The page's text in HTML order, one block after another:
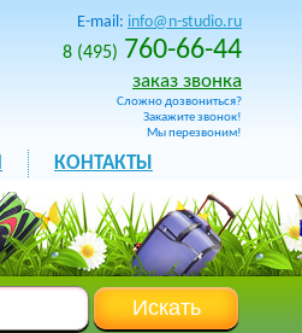
E-mail: info@n-studio.ru
8 (495) 760-66-44
заказ звонка
Сложно дозвониться?
Закажите звонок!
Мы перезвоним!
КОНТАКТЫ